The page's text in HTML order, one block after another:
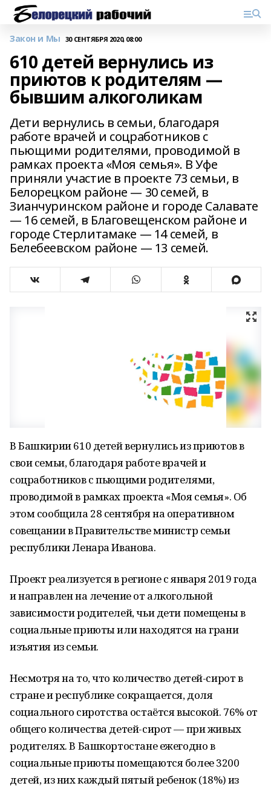
Закон и Мы 30 СЕНТЯБРЯ 2020, 08:00
610 детей вернулись из
приютов к родителям —
бывшим алкоголикам
Дети вернулись в семьи, благодаря
работе врачей и соцработников с
пьющими родителями, проводимой в
рамках проекта «Моя семья». В Уфе
приняли участие в проекте 73 семьи, в
Белорецком районе — 30 семей, в
Зианчуринском районе и городе Салавате
— 16 семей, в Благовещенском районе и
городе Стерлитамаке — 14 семей, в
Белебеевском районе — 13 семей.
В Башкирии 610 детей вернулись из приютов в
свои семьи, благодаря работе врачей и
соцработников с пьющими родителями,
проводимой в рамках проекта «Моя семья». Об
этом сообщила 28 сентября на оперативном
совещании в Правительстве министр семьи
республики Ленара Иванова.
Проект реализуется в регионе с января 2019 года
и направлен на лечение от алкогольной
зависимости родителей, чьи дети помещены в
социальные приюты или находятся на грани
изъятия из семьи.
Несмотря на то, что количество детей-сирот в
стране и республике сокращается, доля
социального сиротства остаётся высокой. 76% от
общего количества детей-сирот — при живых
родителях. В Башкортостане ежегодно в
социальные приюты помещаются более 3200
детей, из них каждый пятый ребенок (18%) из